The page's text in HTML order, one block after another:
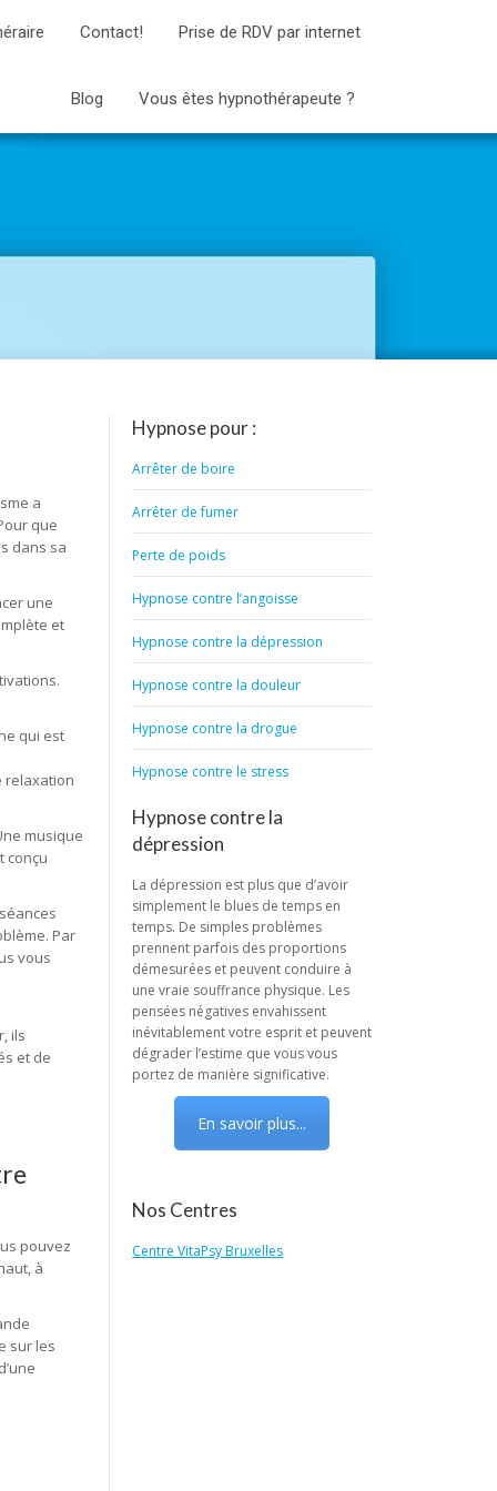
Contact! Prise de RDV par internet
Blog Vous êtes hypnothérapeute ?
a
que
dans sa
une
et
qui est
relaxation
musique
conçu
Par
vous
ils
et de
pouvez
à
sur les
Hypnose pour :
Arrêter de boire
Arrêter de fumer
Perte de poids
Hypnose contre l’angoisse
Hypnose contre la dépression
Hypnose contre la douleur
Hypnose contre la drogue
Hypnose contre le stress
Hypnose contre la
dépression
La dépression est plus que d’avoir
simplement le blues de temps en
temps. De simples problèmes
prennent parfois des proportions
démesurées et peuvent conduire à
une vraie souffrance physique. Les
pensées négatives envahissent
inévitablement votre esprit et peuvent
dégrader l’estime que vous vous
portez de manière significative.
En savoir plus...
Nos Centres
Centre VitaPsy Bruxelles